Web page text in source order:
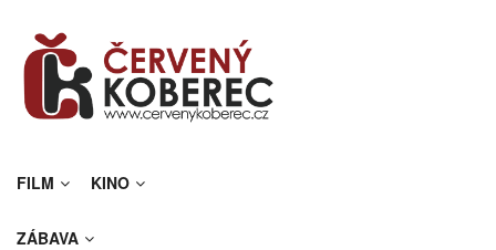
FILM KINO
ZÁBAVA